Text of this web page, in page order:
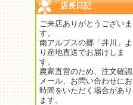
店長日記
ご来店ありがとうございま
す。
南アルプスの郷「井川」よ
り産地直送でお届けしま
す。
農家直営のため、注文確認
メール、お問い合わせにお
時間をいただく場合があり
ます。